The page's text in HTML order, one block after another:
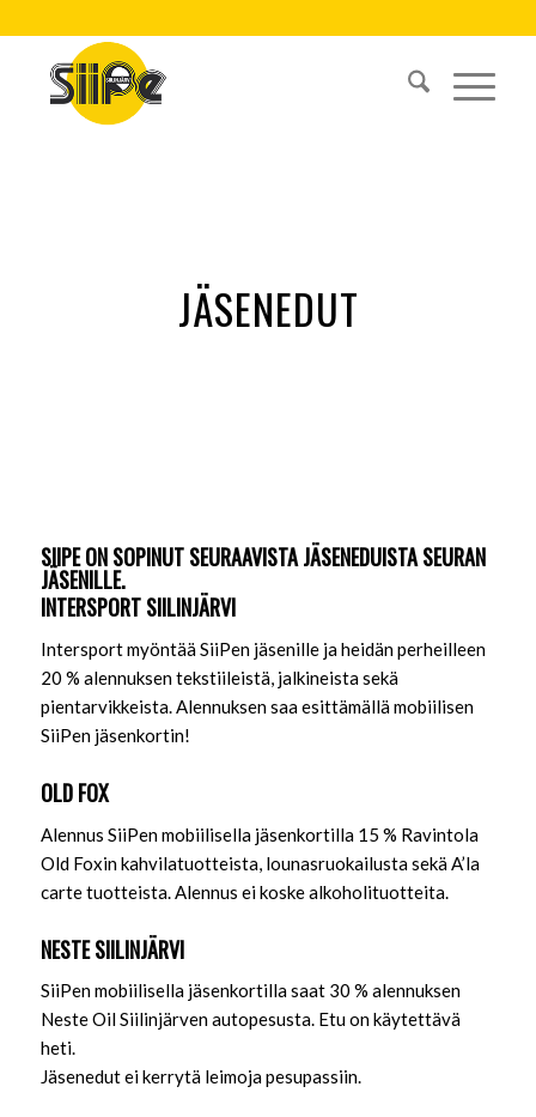
JÄSENEDUT
SIIPE ON SOPINUT SEURAAVISTA JÄSENEDUISTA SEURAN
JÄSENILLE.
INTERSPORT SIILINJÄRVI
Intersport myöntää SiiPen jäsenille ja heidän perheilleen
20 % alennuksen tekstiileistä, jalkineista sekä
pientarvikkeista. Alennuksen saa esittämällä mobiilisen
SiiPen jäsenkortin!
OLD FOX
Alennus SiiPen mobiilisella jäsenkortilla 15 % Ravintola
Old Foxin kahvilatuotteista, lounasruokailusta sekä A’la
carte tuotteista. Alennus ei koske alkoholituotteita.
NESTE SIILINJÄRVI
SiiPen mobiilisella jäsenkortilla saat 30 % alennuksen
Neste Oil Siilinjärven autopesusta. Etu on käytettävä
heti.
Jäsenedut ei kerrytä leimoja pesupassiin.